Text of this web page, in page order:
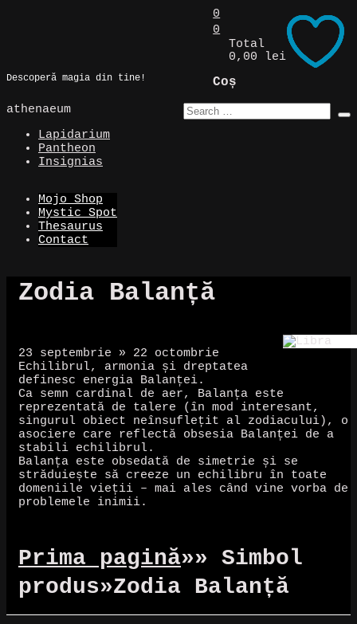
Descoperă magia din tine!
0
0
Total
0,00 lei
Coș
athenaeum
Lapidarium
Pantheon
Insignias
Mojo Shop
Mystic Spot
Thesaurus
Contact
Zodia Balanță
23 septembrie » 22 octombrie
Echilibrul, armonia și dreptatea
definesc energia Balanței.
Ca semn cardinal de aer, Balanța este
reprezentată de talere (în mod interesant,
singurul obiect neînsuflețit al zodiacului), o
asociere care reflectă obsesia Balanței de a
stabili echilibrul.
Balanța este obsedată de simetrie și se
străduiește să creeze un echilibru în toate
domeniile vieții – mai ales când vine vorba de
problemele inimii.
Prima pagină»» Simbol
produs»Zodia Balanță